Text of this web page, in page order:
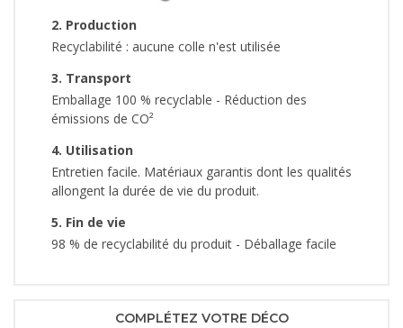
2. Production
Recyclabilité : aucune colle n'est utilisée
3. Transport
Emballage 100 % recyclable - Réduction des
émissions de CO²
4. Utilisation
Entretien facile. Matériaux garantis dont les qualités
allongent la durée de vie du produit.
5. Fin de vie
98 % de recyclabilité du produit - Déballage facile
COMPLÉTEZ VOTRE DÉCO